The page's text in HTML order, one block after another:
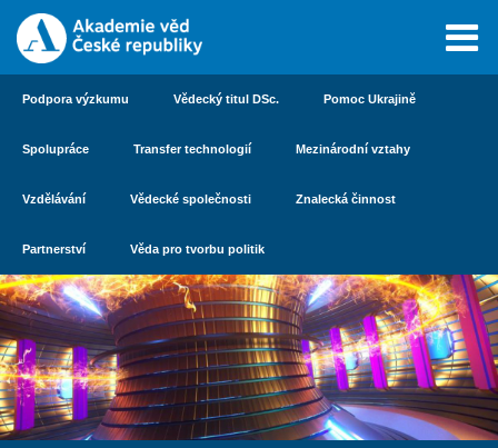
Podpora výzkumu Vědecký titul DSc. Pomoc Ukrajině
Spolupráce Transfer technologií Mezinárodní vztahy
Vzdělávání Vědecké společnosti Znalecká činnost
Partnerství Věda pro tvorbu politik